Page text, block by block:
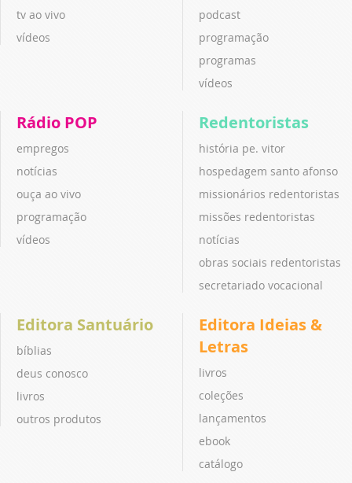
tv ao vivo
vídeos
podcast
programação
programas
vídeos
Rádio POP
empregos
notícias
ouça ao vivo
programação
vídeos
Redentoristas
história pe. vitor
hospedagem santo afonso
missionários redentoristas
missões redentoristas
notícias
obras sociais redentoristas
secretariado vocacional
Editora Santuário
bíblias
deus conosco
livros
outros produtos
Editora Ideias &
Letras
livros
coleções
lançamentos
ebook
catálogo